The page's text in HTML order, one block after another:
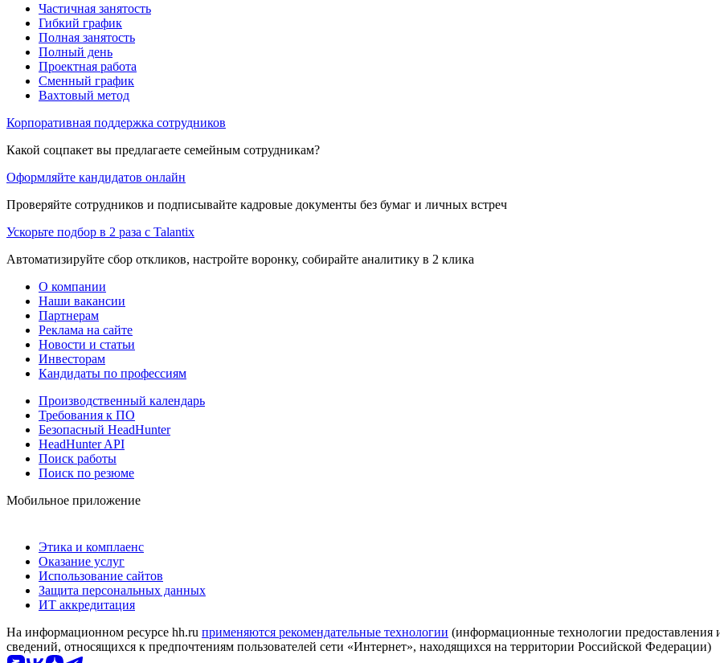
Частичная занятость
Гибкий график
Полная занятость
Полный день
Проектная работа
Сменный график
Вахтовый метод
Корпоративная поддержка сотрудников
Какой соцпакет вы предлагаете семейным сотрудникам?
Оформляйте кандидатов онлайн
Проверяйте сотрудников и подписывайте кадровые документы без бумаг и личных встреч
Ускорьте подбор в 2 раза с Talantix
Автоматизируйте сбор откликов, настройте воронку, собирайте аналитику в 2 клика
О компании
Наши вакансии
Партнерам
Реклама на сайте
Новости и статьи
Инвесторам
Кандидаты по профессиям
Производственный календарь
Требования к ПО
Безопасный HeadHunter
HeadHunter API
Поиск работы
Поиск по резюме
Мобильное приложение
Этика и комплаенс
Оказание услуг
Использование сайтов
Защита персональных данных
ИТ аккредитация
На информационном ресурсе hh.ru применяются рекомендательные технологии (информационные технологии предоставления
сведений, относящихся к предпочтениям пользователей сети «Интернет», находящихся на территории Российской Федерации)